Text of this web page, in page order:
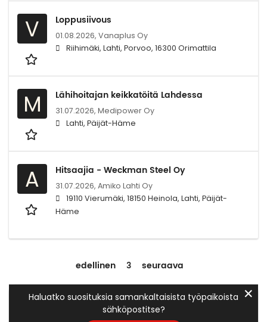
V Loppusiivous
01.08.2026, Vanaplus Oy
Riihimäki, Lahti, Porvoo, 16300 Orimattila
M Lähihoitajan keikkatöitä Lahdessa
31.07.2026, Medipower Oy
Lahti, Päijät-Häme
A Hitsaajia - Weckman Steel Oy
31.07.2026, Amiko Lahti Oy
19110 Vierumäki, 18150 Heinola, Lahti, Päijät-
Häme
edellinen 3 seuraava
Haluatko suosituksia samankaltaisista työpaikoista
sähköpostitse?
✕